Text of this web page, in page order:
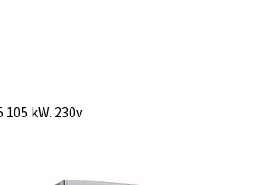
kW. 230v